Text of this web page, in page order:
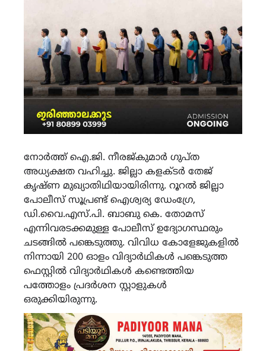
നോര്‍ത്ത് ഐ.ജി. നീരജ്കുമാര്‍ ഗുപ്ത
അധ്യക്ഷത വഹിച്ചു. ജില്ലാ കളക്ടര്‍ തേജ്
കൃഷ്ണ മുഖ്യാതിഥിയായിരിന്നു. റൂറല്‍ ജില്ലാ
പോലീസ് സൂപ്രണ്ട് ഐശ്വര്യ ഡേംഗ്രേ,
ഡി.വൈ.എസ്.പി. ബാബു കെ. തോമസ്
എന്നിവരടക്കമുള്ള പോലീസ് ഉദ്യോഗസ്ഥരും
ചടങ്ങില്‍ പങ്കെടുത്തു. വിവിധ കോളേജുകളില്‍
നിന്നായി 200 ഓളം വിദ്യാര്‍ഥികള്‍ പങ്കെടുത്ത
ഫെസ്റ്റില്‍ വിദ്യാര്‍ഥികള്‍ കണ്ടെത്തിയ
പത്തോളം പ്രദര്‍ശന സ്റ്റാളുകള്‍
ഒരുക്കിയിരുന്നു.